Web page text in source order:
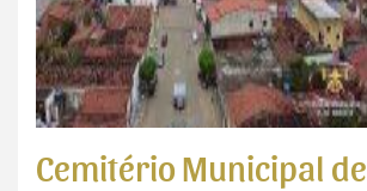
Cemitério Municipal de